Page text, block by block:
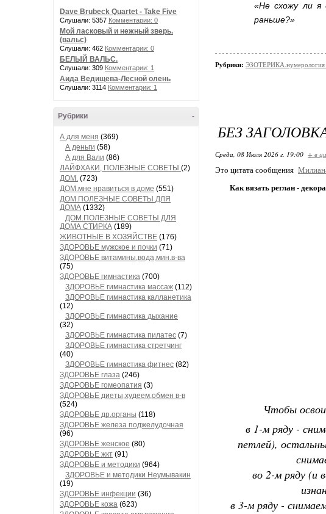
Dave Brubeck Quartet - Take Five
Слушали: 5357 Комментарии: 0
Мой ласковый и нежный зверь.
(вальс)
Слушали: 462 Комментарии: 0
БЕЛЫЙ ВАЛЬС.
Слушали: 309 Комментарии: 1
Аида Ведищева-Лесной олень
Слушали: 3114 Комментарии: 1
-
Рубрики
А для меня (369)
А деньги (58)
А для Вали (86)
ЛАЙФХАКИ, ПОЛЕЗНЫЕ СОВЕТЫ (2)
ДОМ. (723)
ДОМ.мне нравиться в доме (551)
ДОМ.ПОЛЕЗНЫЕ СОВЕТЫ ДЛЯ
ДОМА (1332)
ДОМ.ПОЛЕЗНЫЕ СОВЕТЫ ДЛЯ
ДОМА СТИРКА (189)
ЖИВОТНЫЕ В ХОЗЯЙСТВЕ (176)
ЗДОРОВЬЕ мужское и почки (71)
ЗДОРОВЬЕ витамины,вода,мин.в-ва
(75)
ЗДОРОВЬЕ гимнастика (700)
ЗДОРОВЬЕ гимнастика массаж (112)
ЗДОРОВЬЕ гимнастика калланетика
(12)
ЗДОРОВЬЕ гимнастика дыхание
(32)
ЗДОРОВЬЕ гимнастика пилатес (7)
ЗДОРОВЬЕ гимнастика стретчинг
(40)
ЗДОРОВЬЕ гимнастика фитнес (82)
ЗДОРОВЬЕ глаза (246)
ЗДОРОВЬЕ гомеопатия (3)
ЗДОРОВЬЕ диеты,худеем,обмен в-в
(524)
ЗДОРОВЬЕ др.органы (118)
ЗДОРОВЬЕ железа поджелудочная
(96)
ЗДОРОВЬЕ женское (80)
ЗДОРОВЬЕ жкт (91)
ЗДОРОВЬЕ и методики (964)
ЗДОРОВЬЕ и методики Неумывакин
(19)
ЗДОРОВЬЕ инфекции (36)
ЗДОРОВЬЕ кожа (623)
«Не схожу ли я
раньше?»
Рубрики: ЭЗОТЕРИКА.нумерология
БЕЗ
Среда, 08 Июля 2026 г. 19:00 + в
Это цитата сообщения
Как вязать реглан -
Чтобы
в 1-м ряду -
петлей),
во 2-м ряду (и
в 3-м ряду -